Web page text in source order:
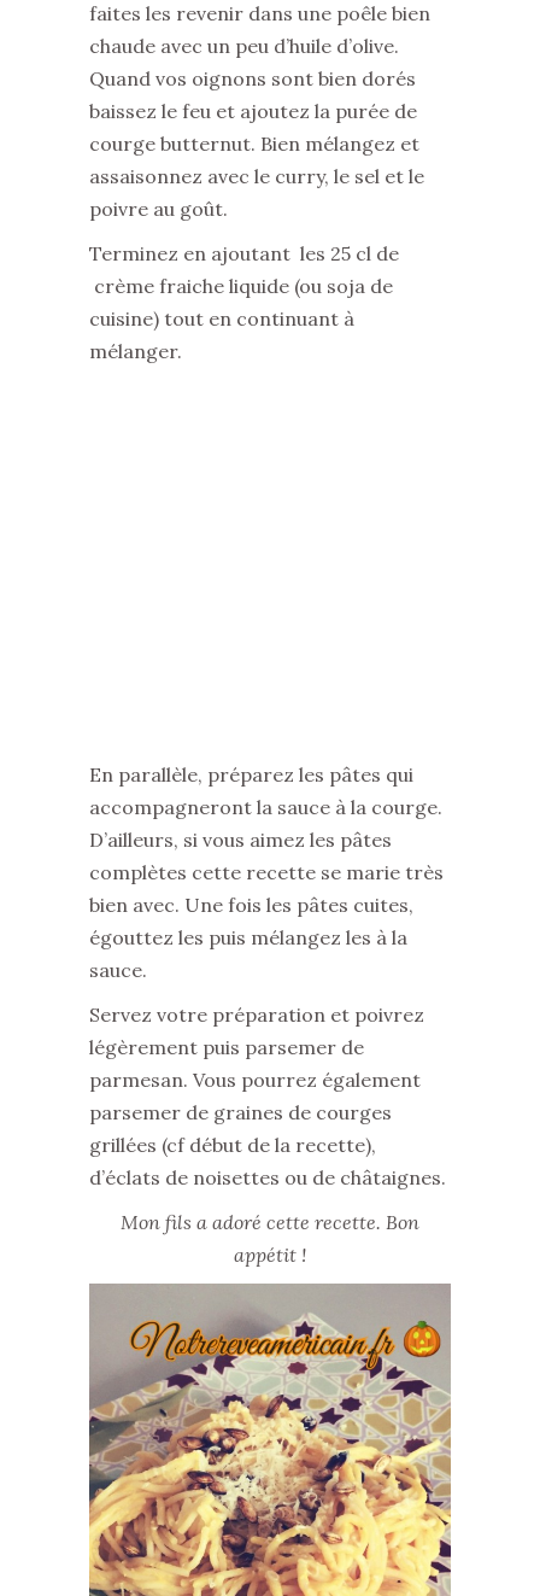
faites les revenir dans une poêle bien
chaude avec un peu d’huile d’olive.
Quand vos oignons sont bien dorés
baissez le feu et ajoutez la purée de
courge butternut. Bien mélangez et
assaisonnez avec le curry, le sel et le
poivre au goût.
Terminez en ajoutant les 25 cl de
crème fraiche liquide (ou soja de
cuisine) tout en continuant à
mélanger.
En parallèle, préparez les pâtes qui
accompagneront la sauce à la courge.
D’ailleurs, si vous aimez les pâtes
complètes cette recette se marie très
bien avec. Une fois les pâtes cuites,
égouttez les puis mélangez les à la
sauce.
Servez votre préparation et poivrez
légèrement puis parsemer de
parmesan. Vous pourrez également
parsemer de graines de courges
grillées (cf début de la recette),
d’éclats de noisettes ou de châtaignes.
Mon fils a adoré cette recette. Bon
appétit !